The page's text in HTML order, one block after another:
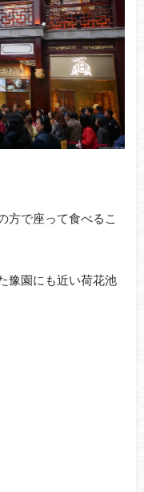
方で座って食べるこ
豫園にも近い荷花池